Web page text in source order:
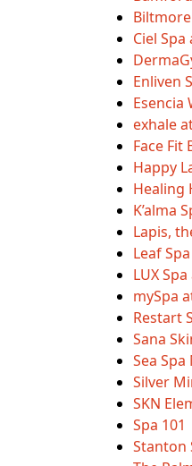
Ciel Spa
Enliven
Esencia
exhale
Face Fit
Happy
Healing
K’alma
Lapis,
Leaf Spa
LUX
mySpa
Restart
Sana
Sea
Silver
SKN
Spa 101
Stanton